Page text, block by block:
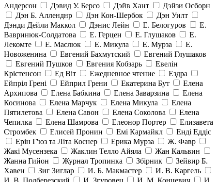
Андерсон
Дэвид У. Берсо Дэйв Хант
Дэйзи Осборн
Дэн Б. Алленднр
Дэн Кон-Шербок
Дэн Уилт
Дэнди Дейли Маккол
Дэнис Лейн Е. Белогуров
Е.
Вавринюк-Солдатова
Е. Герцен Е. Глушаков
Е.
Лекомте
Е. Маслюк Е. Микула Е. Мурза
Е.
Новоженина
Евгений Бахмутский
Евгений Глушаков
Евгений Пушков
Евгения Кобзарь
Евелін
Крістенсон
Ед Віт Ежедневное чтение
Ездра
Ейпріл Грені
Ейприл Грени Екатерина Бут
Елена
Архипова
Елена Бабкина Елена Заварзина
Елена
Косинова
Елена Марчук Елена Микула
Елена
Пятилетова
Елена Савон Елена Соколова
Елена
Чепилка
Елена Шамрова Елеонор Портер
Елизавета
Стромбек
Елисей Пронин Емі Кармайкл
Ендi Еддiс
Ерін Г'юз та Літа Коснер
Ерика Мурза
Ж. Фавр
Жакі Мусензека
Жаклин Телло Айяла
Жан Кальвин
Жанна Гийон
Журнал Тропинка Збірник
Зейвир Б.
Хавен
Зиг Зиглар И. Б. Макмастер
И. В. Каргель